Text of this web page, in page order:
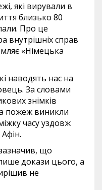
які вирували в
близько 80
Про це
внутрішніх справ
«Німецька
наводять нас на
За словами
знімків
пожеж виникли
часу уздовж
що
докази цього, а
не